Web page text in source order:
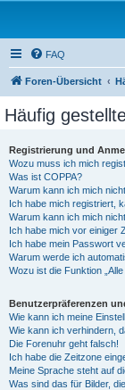
FAQ
Foren-Übersicht
Häufig
Registrierung und
Wozu muss ich mich
Was ist COPPA?
Warum kann ich mich
Ich habe mich registriert,
Warum kann ich mich
Ich habe mich vor einiger
Ich habe mein Passwort
Warum werde ich
Wozu ist die Funktion
Benutzerpräferenzen
Wie kann ich meine
Wie kann ich verhindern,
Die Forenuhr geht falsch!
Ich habe die Zeitzone
Meine Sprache steht auf
Was sind das für Bilder,